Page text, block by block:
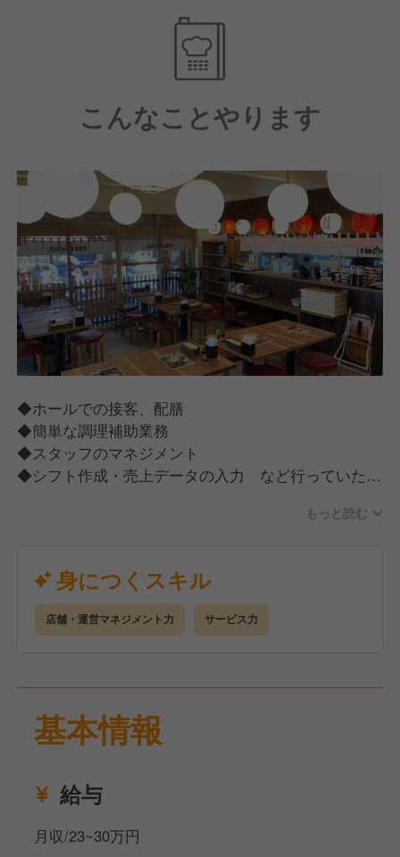
こんなことやります
◆ホールでの接客、配膳
◆簡単な調理補助業務
◆スタッフのマネジメント
◆シフト作成・売上データの入力 など行っていただ
チェーン店での店長、エリアマネージャー経験がある
方、ご経験を活かしませんか？
もっと読む
身につくスキル
店舗・運営マネジメント力 サービス力
基本情報
給与
月収/23~30万円